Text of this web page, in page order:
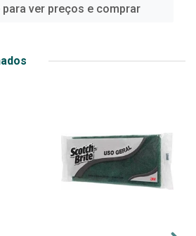
ver preços e comprar